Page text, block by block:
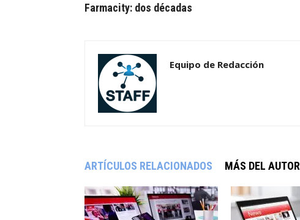
Farmacity: dos décadas
Equipo de Redacción
ARTÍCULOS RELACIONADOS MÁS DEL AUTOR